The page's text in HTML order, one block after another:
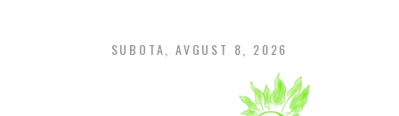
content
SUBOTA, AVGUST 8, 2026